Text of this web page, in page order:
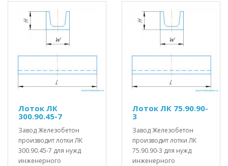
Лоток ЛК
300.90.45-7
Завод Железобетон
производит лотки ЛК
300.90.45-7 для нужд
инженерного
Лоток ЛК 75.90.90-
3
Завод Железобетон
производит лотки ЛК
75.90.90-3 для нужд
инженерного